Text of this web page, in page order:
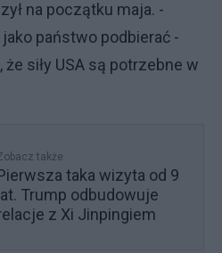
na początku maja. -
państwo podbierać -
siły USA są potrzebne w
także
taka wizyta od 9
lat. Trump odbudowuje
z Xi Jinpingiem